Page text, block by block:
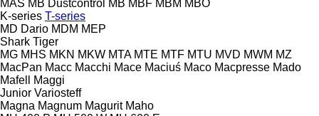
MAS MB Dustcontrol MB MBF MBM MBO
K-series T-series
MD Dario MDM MEP
Shark Tiger
MG MHS MKN MKW MTA MTE MTF MTU MVD MWM MZ
MacPan Macc Macchi Mace Maciuś Maco Macpresse Mado
Mafell
Maggi
Junior Variosteff
Magna Magnum Magurit Maho